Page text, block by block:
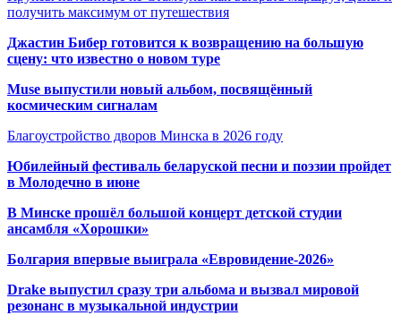
получить максимум от путешествия
Джастин Бибер готовится к возвращению на большую
сцену: что известно о новом туре
Muse выпустили новый альбом, посвящённый
космическим сигналам
Благоустройство дворов Минска в 2026 году
Юбилейный фестиваль беларуской песни и поэзии пройдет
в Молодечно в июне
В Минске прошёл большой концерт детской студии
ансамбля «Хорошки»
Болгария впервые выиграла «Евровидение-2026»
Drake выпустил сразу три альбома и вызвал мировой
резонанс в музыкальной индустрии